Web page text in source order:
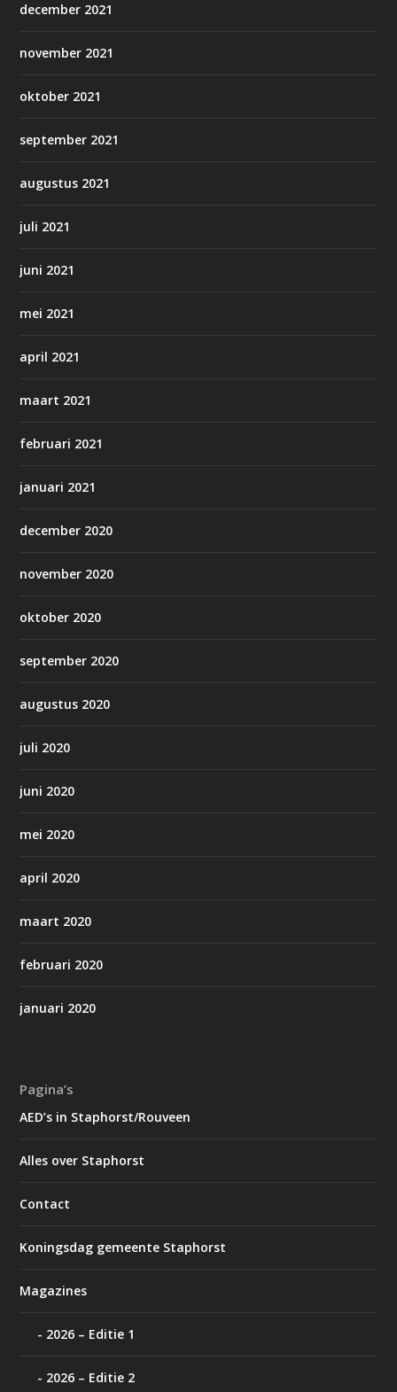
december 2021
november 2021
oktober 2021
september 2021
augustus 2021
juli 2021
juni 2021
mei 2021
april 2021
maart 2021
februari 2021
januari 2021
december 2020
november 2020
oktober 2020
september 2020
augustus 2020
juli 2020
juni 2020
mei 2020
april 2020
maart 2020
februari 2020
januari 2020
Pagina’s
AED’s in Staphorst/Rouveen
Alles over Staphorst
Contact
Koningsdag gemeente Staphorst
Magazines
2026 – Editie 1
2026 – Editie 2